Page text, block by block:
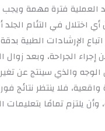
العملية فترة مهمة
اختلال في التئام
الإرشادات الطبية
إجراء الجراحة، وبعد
الوجه والذي سينتج عن
فلا ينتظر نتائج
وأن يلتزم تمامًا